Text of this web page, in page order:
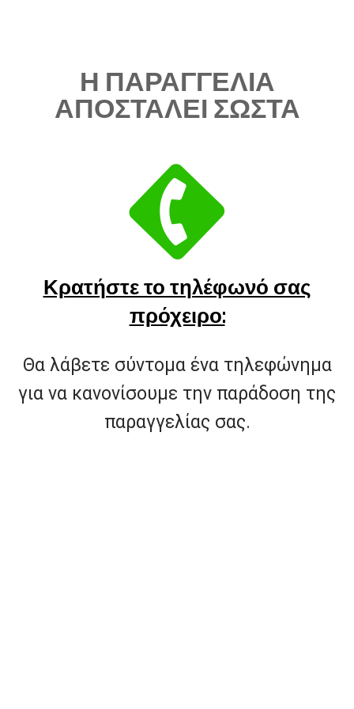
Η ΠΑΡΑΓΓΕΛΙΑ
ΑΠΟΣΤΑΛΕΙ ΣΩΣΤΑ
Κρατήστε το τηλέφωνό σας
πρόχειρο:
Θα λάβετε σύντομα ένα τηλεφώνημα
για να κανονίσουμε την παράδοση της
παραγγελίας σας.